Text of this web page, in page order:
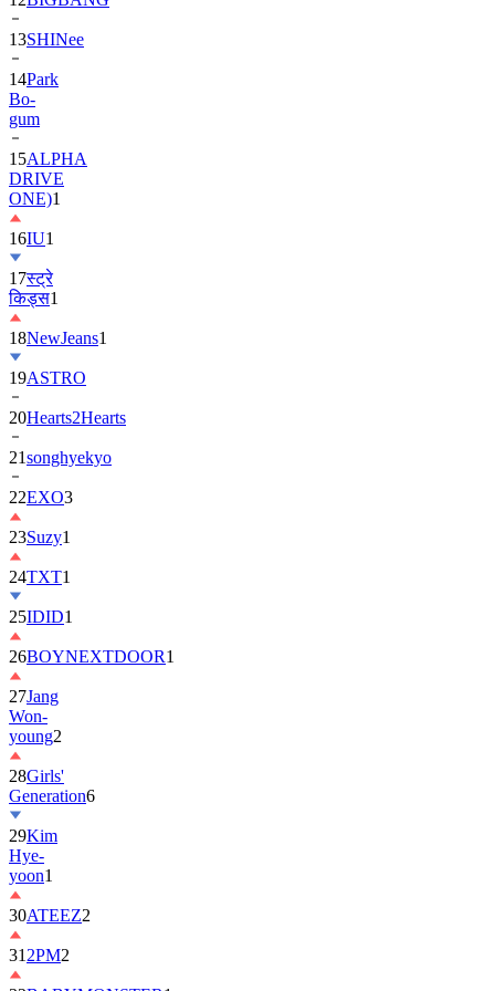
13SHINee
14Park
Bo-
gum
15ALPHA
DRIVE
ONE)1
16IU1
17स्ट्रे
किड्स1
18NewJeans1
19ASTRO
20Hearts2Hearts
21songhyekyo
22EXO3
23Suzy1
24TXT1
25IDID1
26BOYNEXTDOOR1
27Jang
Won-
young2
28Girls'
Generation6
29Kim
Hye-
yoon1
30ATEEZ2
31 2PM2